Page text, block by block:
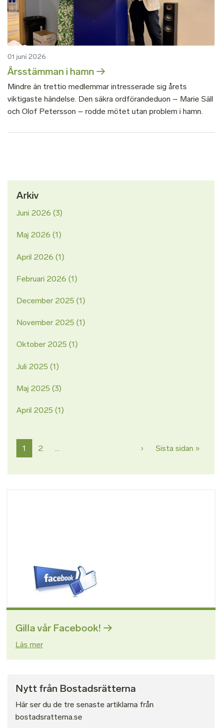
01 juni 2026
Årsstämman i hamn
Mindre än trettio medlemmar intresserade sig årets
viktigaste händelse. Den säkra ordförandeduon – Marie Säll
och Olof Petersson – rodde mötet utan problem i hamn.
Arkiv
Juni 2026 (3)
Maj 2026 (1)
April 2026 (1)
Februari 2026 (1)
December 2025 (1)
November 2025 (1)
Oktober 2025 (1)
Juli 2025 (1)
Maj 2025 (3)
April 2025 (1)
Paginering
1 2 … › Nästa sida
Sista sidan »
Gilla vår Facebook!
Läs mer
Nytt från Bostadsrätterna
Här ser du de tre senaste artiklarna från
bostadsratterna.se